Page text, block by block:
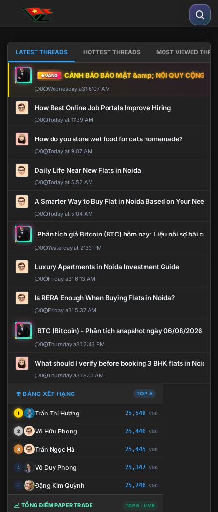
LATEST THREADS HOTTEST THREADS MOST VIEWED
VÀNG CẢNH BÁO BẢO MẬT &amp; NỘI QUY CỘNG
0 Wednesday a31 6:07 AM
How Best Online Job Portals Improve Hiring
0 Today at 11:39 AM
How do you store wet food for cats homemade?
0 Today at 9:07 AM
Daily Life Near New Flats in Noida
0 Today at 5:52 AM
A Smarter Way to Buy Flat in Noida Based on Your Needs
0 Today at 5:04 AM
Phân tích giá Bitcoin (BTC) hôm nay: Liệu nỗi sợ hãi có
0 Yesterday at 2:33 PM
Luxury Apartments in Noida Investment Guide
0 Friday a31 6:13 AM
Is RERA Enough When Buying Flats in Noida?
0 Friday a31 5:37 AM
BTC (Bitcoin) - Phân tích snapshot ngày 06/08/2026
0 Thursday a31 2:43 PM
What should I verify before booking 3 BHK flats in Noida?
0 Thursday a31 8:01 AM
BẢNG XẾP HẠNG TOP 5
1 Trần Thị Hương 25,548 VNĐ
2 Võ Hữu Phong 25,446 VNĐ
3 Trần Ngọc Hà 25,445 VNĐ
4 Võ Duy Phong 25,347 VNĐ
5 Đặng Kim Quỳnh 25,246 VNĐ
TỔNG ĐIỂM PAPER TRADE TOP 5 · LIVE